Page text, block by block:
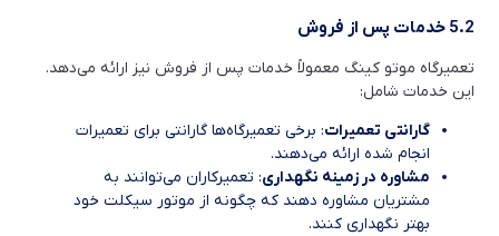
5.2 خدمات پس از فروش
تعمیرگاه موتو کینگ معمولاً خدمات پس از فروش نیز ارائه می‌دهد.
این خدمات شامل:
گارانتی تعمیرات: برخی تعمیرگاه‌ها گارانتی برای تعمیرات
انجام شده ارائه می‌دهند.
مشاوره در زمینه نگهداری: تعمیرکاران می‌توانند به
مشتریان مشاوره دهند که چگونه از موتور سیکلت خود
بهتر نگهداری کنند.